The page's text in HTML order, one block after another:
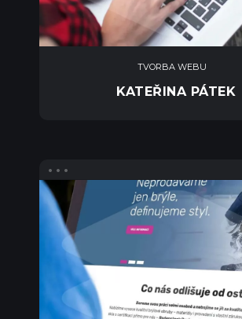
TVORBA WEBU
KATEŘINA PÁTEK